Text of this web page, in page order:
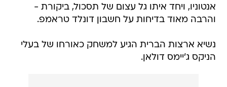
אנטוניו, ויחד איתו גל עצום של תסכול, ביקורת -
והרבה מאוד בדיחות על חשבון דונלד טראמפ.
נשיא ארצות הברית הגיע למשחק כאורחו של בעלי
הניקס ג'יימס דולאן.